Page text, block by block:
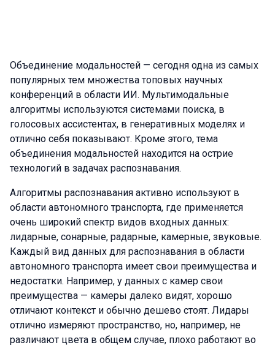
Объединение модальностей — сегодня одна из самых
популярных тем множества топовых научных
конференций в области ИИ. Мультимодальные
алгоритмы используются системами поиска, в
голосовых ассистентах, в генеративных моделях и
отлично себя показывают. Кроме этого, тема
объединения модальностей находится на острие
технологий в задачах распознавания.
Алгоритмы распознавания активно используют в
области автономного транспорта, где применяется
очень широкий спектр видов входных данных:
лидарные, сонарные, радарные, камерные, звуковые.
Каждый вид данных для распознавания в области
автономного транспорта имеет свои преимущества и
недостатки. Например, у данных с камер свои
преимущества — камеры далеко видят, хорошо
отличают контекст и обычно дешево стоят. Лидары
отлично измеряют пространство, но, например, не
различают цвета в общем случае, плохо работают во